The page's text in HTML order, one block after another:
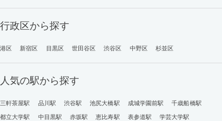
行政区から探す
港区 新宿区 目黒区 世田谷区 渋谷区 中野区 杉並区
人気の駅から探す
三軒茶屋駅 品川駅 渋谷駅 池尻大橋駅 成城学園前駅
千歳船橋駅
都立大学駅
中目黒駅 赤坂駅 恵比寿駅 表参道駅
学芸大学駅